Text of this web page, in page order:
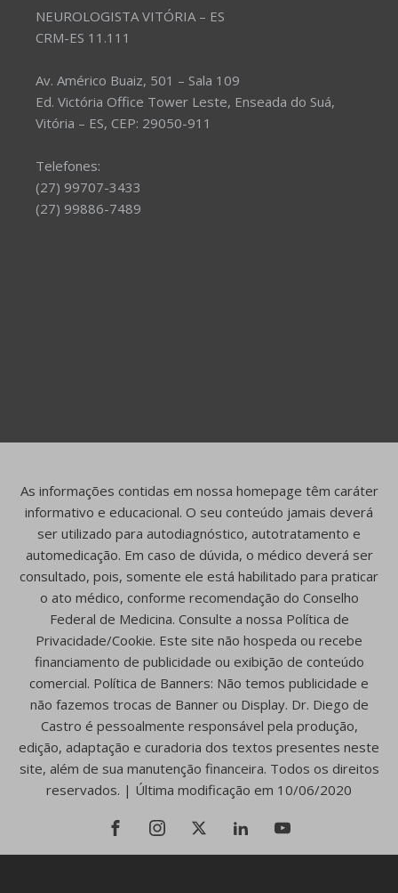
NEUROLOGISTA VITÓRIA – ES
CRM-ES 11.111
Av. Américo Buaiz, 501 – Sala 109
Ed. Victória Office Tower Leste, Enseada do Suá,
Vitória – ES, CEP: 29050-911
Telefones:
(27) 99707-3433
(27) 99886-7489
As informações contidas em nossa homepage têm caráter
informativo e educacional. O seu conteúdo jamais deverá
ser utilizado para autodiagnóstico, autotratamento e
automedicação. Em caso de dúvida, o médico deverá ser
consultado, pois, somente ele está habilitado para praticar
o ato médico, conforme recomendação do Conselho
Federal de Medicina. Consulte a nossa Política de
Privacidade/Cookie. Este site não hospeda ou recebe
financiamento de publicidade ou exibição de conteúdo
comercial. Política de Banners: Não temos publicidade e
não fazemos trocas de Banner ou Display. Dr. Diego de
Castro é pessoalmente responsável pela produção,
edição, adaptação e curadoria dos textos presentes neste
site, além de sua manutenção financeira. Todos os direitos
reservados. | Última modificação em 10/06/2020